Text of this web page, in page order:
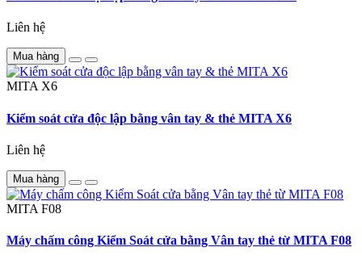
Liên hệ
Mua hàng
MITA X6
Kiểm soát cửa độc lập bằng vân tay & thẻ MITA X6
Liên hệ
Mua hàng
MITA F08
Máy chấm công Kiểm Soát cửa bằng Vân tay thẻ từ MITA F08